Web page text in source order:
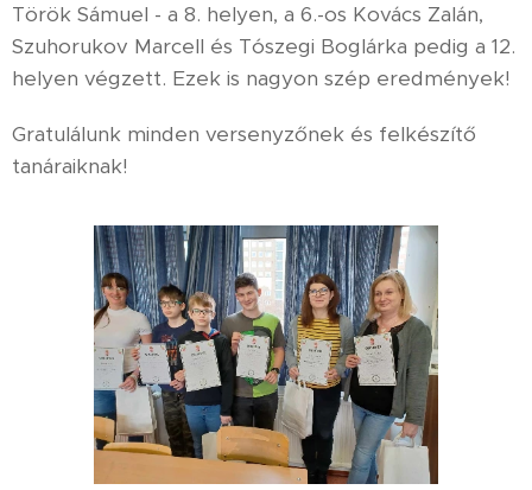
Török Sámuel - a 8. helyen, a 6.-os Kovács Zalán,
Szuhorukov Marcell és Tószegi Boglárka pedig a 12.
helyen végzett. Ezek is nagyon szép eredmények!
Gratulálunk minden versenyzőnek és felkészítő
tanáraiknak!